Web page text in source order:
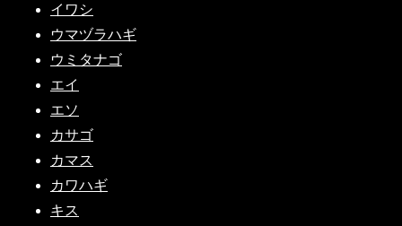
イワシ
ウマヅラハギ
ウミタナゴ
エイ
エソ
カサゴ
カマス
カワハギ
キス